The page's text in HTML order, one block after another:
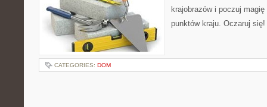
krajobrazów i poczuj
punktów kraju. Oczaruj się!
CATEGORIES: DOM